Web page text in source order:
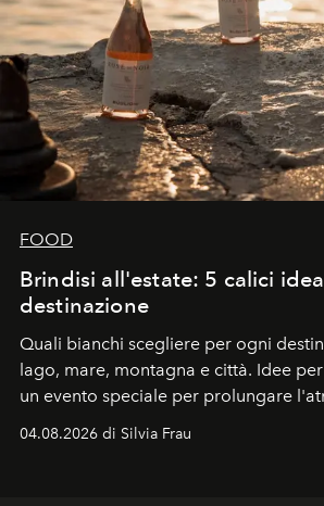
FOOD
Brindisi all'estate: 5 calici
destinazione
Quali bianchi scegliere per ogni
lago, mare, montagna e città. Idee
un evento speciale per prolungare
04.08.2026 di Silvia Frau